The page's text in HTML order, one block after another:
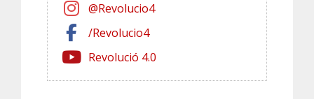
@Revolucio4
/Revolucio4
Revolució 4.0